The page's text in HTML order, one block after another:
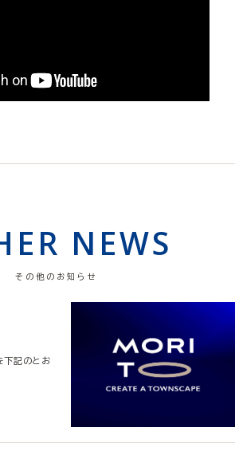
NEWS
その他のお知らせ
下記のとお